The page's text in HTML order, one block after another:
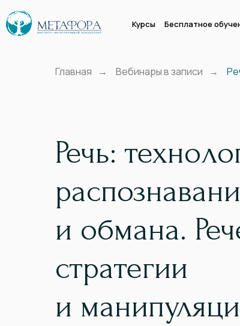
Курсы Бесплатное
Главная → Вебинары в записи →
Речь:
и обмана.
стратегии
и